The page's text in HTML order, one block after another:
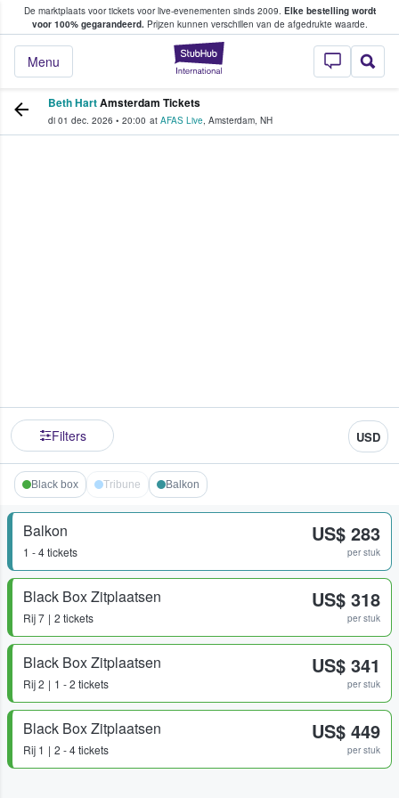
De marktplaats voor tickets voor live-evenementen sinds 2009. Elke bestelling wordt
voor 100% gegarandeerd.Prijzen kunnen verschillen van de afgedrukte waarde.
StubHub: waar
Menu
tickets kopen en verkopen
Beth HartAmsterdam Tickets
di 01 dec. 2026 • 20:00 at AFAS Live, Amsterdam, NH
Filters USD
Black box Tribune Balkon
Balkon
1 - 4 tickets
US$ 283
per stuk
Black Box Zitplaatsen
Rij7 2 tickets
US$ 318
per stuk
Black Box Zitplaatsen
Rij2 1 - 2 tickets
US$ 341
per stuk
Black Box Zitplaatsen
Rij 1 2 - 4 tickets
US$ 449
per stuk